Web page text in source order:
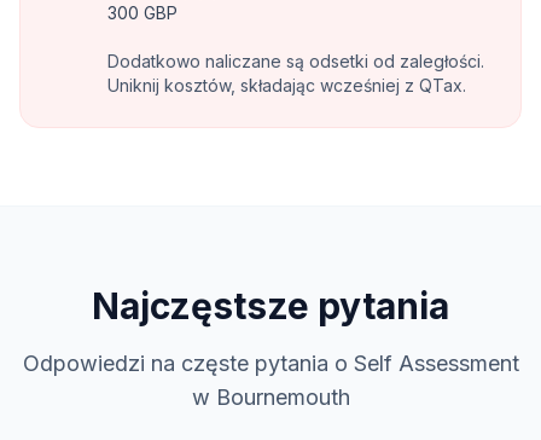
300 GBP
Dodatkowo naliczane są odsetki od zaległości.
Uniknij kosztów, składając wcześniej z QTax.
Najczęstsze pytania
Odpowiedzi na częste pytania o Self Assessment
w Bournemouth